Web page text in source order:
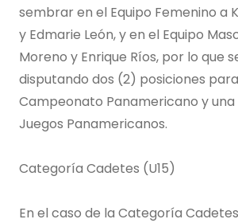
sembrar en el Equipo Femenino a
y Edmarie León, y en el Equipo
Moreno y Enrique Ríos, por lo que
disputando dos (2) posiciones
Campeonato Panamericano y una
Juegos Panamericanos.
Categoría Cadetes (U15)
En el caso de la Categoría